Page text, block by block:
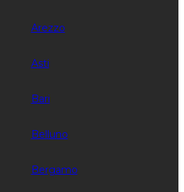
Arezzo
Asti
Bari
Belluno
Bergamo